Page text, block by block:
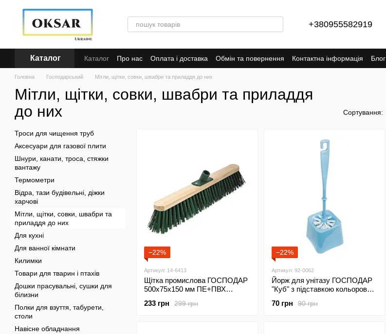
Перейти до основного контенту
+380955582919
Каталог Каталог Про нас Оплата і доставка Обмін та повернення Контактна інформація Блог
Кредит
Головна Господарський Мітли, щітки, совки, швабри та приладдя до них
Мітли, щітки, совки, швабри та приладдя
до них
Сортування:
−22%
Артикул: 14-6413
Щітка промислова ГОСПОДАР
500х75х150 мм ПЕ+ПВХ
кріпленням без ручки 14-6413
299 грн
233 грн
−22%
Артикул: 92-0062
Йорж для унітазу ГОСПОДАР
"Куб" з підставкою кольоровий
90 грн
70 грн
Троси для чищення труб
Аксесуари для газової плити
Шнури, канати, троса, стяжки
вантажу
Термометри
Відра, тази будівельні, діжки
харчові
Мітли, щітки, совки, швабри та
приладдя до них
Для кухні
Для ванної кімнати
Килимки
Товари для тварин і птахів
Дошки прасувальні, сушки для
білизни
Полки для взуття, табурети,
столи
Навісне обладнання